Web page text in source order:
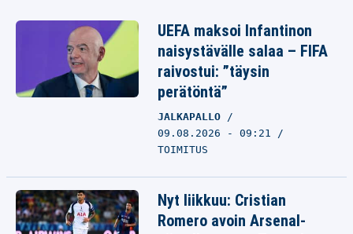
UEFA maksoi Infantinon
naisystävälle salaa – FIFA
raivostui: ”täysin
perätöntä”
JALKAPALLO
09.08.2026 - 09:21
TOIMITUS
Nyt liikkuu: Cristian
Romero avoin Arsenal-